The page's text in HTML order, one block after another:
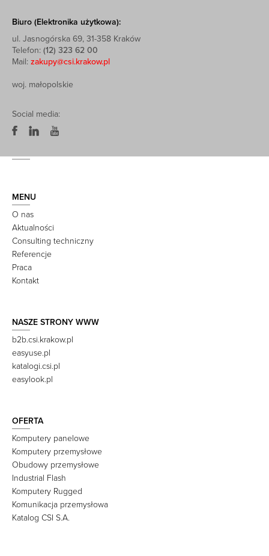
Biuro (Elektronika użytkowa):
ul. Jasnogórska 69, 31-358 Kraków
Telefon: (12) 323 62 00
Mail: zakupy@csi.krakow.pl
woj. małopolskie
Social media:
MENU
O nas
Aktualności
Consulting techniczny
Referencje
Praca
Kontakt
NASZE STRONY WWW
b2b.csi.krakow.pl
easyuse.pl
katalogi.csi.pl
easylook.pl
OFERTA
Komputery panelowe
Komputery przemysłowe
Obudowy przemysłowe
Industrial Flash
Komputery Rugged
Komunikacja przemysłowa
Katalog CSI S.A.